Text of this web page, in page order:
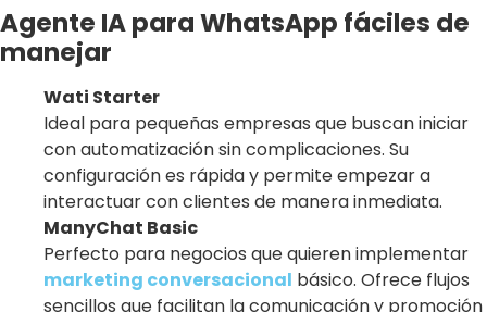
Agente IA para WhatsApp fáciles de
manejar
Wati Starter
Ideal para pequeñas empresas que buscan iniciar
con automatización sin complicaciones. Su
configuración es rápida y permite empezar a
interactuar con clientes de manera inmediata.
ManyChat Basic
Perfecto para negocios que quieren implementar
marketing conversacional básico. Ofrece flujos
sencillos que facilitan la comunicación y promoción